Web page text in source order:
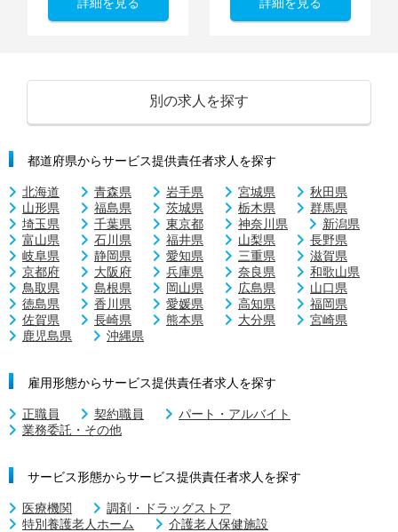
別の求人を探す
都道府県からサービス提供責任者求人を探す
北海道 青森県 岩手県 宮城県
秋田県
山形県
福島県 茨城県 栃木県
群馬県
埼玉県
千葉県 東京都 神奈川県
新潟県
富山県
石川県 福井県 山梨県
長野県
岐阜県
静岡県 愛知県 三重県
滋賀県
京都府
大阪府 兵庫県 奈良県
和歌山県
鳥取県
島根県 岡山県 広島県
山口県
徳島県
香川県 愛媛県 高知県
福岡県
佐賀県
長崎県 熊本県 大分県
宮崎県
鹿児島県
沖縄県
雇用形態からサービス提供責任者求人を探す
正職員 契約職員
パート・アルバイト
業務委託・その他
サービス形態からサービス提供責任者求人を探す
医療機関
調剤・ドラッグストア
特別養護老人ホーム
介護老人保健施設